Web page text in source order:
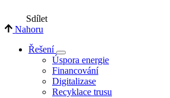
Sdílet
Nahoru
Řešení
Úspora energie
Financování
Digitalizase
Recyklace trusu